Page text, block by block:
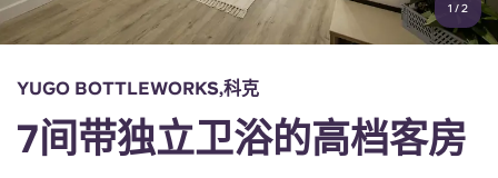
English (GB)
English (US)
Chinese
选择一个国家
立即预订
1 /2
YUGO BOTTLEWORKS,科克
7间带独立卫浴的高档客房